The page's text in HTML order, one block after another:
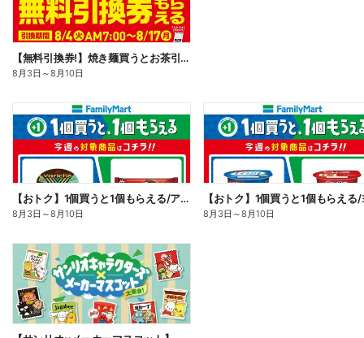
【無料引換券!】焼き麺買うとお茶引換券貰える!
8月3日 ～8月10日
【おトク】1個買うと1個もらえる/アイス
8月3日 ～8月10日 8月3日 ～8月10日